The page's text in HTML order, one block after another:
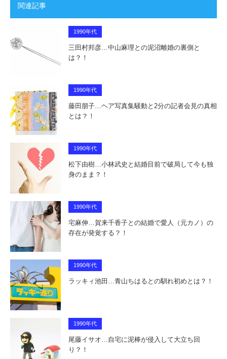
関連記事
1990年代
三田村邦彦…中山麻理との泥沼離婚の裏側と
は？！
1990年代
藤田朋子…ヘア写真集騒動と2分の記者会見の真相
とは？！
1990年代
松下由樹…小林武史と結婚目前で破局して今も独
身のまま？！
1990年代
宅麻伸…賀来千香子との結婚で愛人（元カノ）の
存在が発覚する？！
1990年代
ラッキィ池田…青山ちはるとの馴れ初めとは？！
1990年代
尾藤イサオ…自宅に泥棒が侵入して大立ち回
り？！